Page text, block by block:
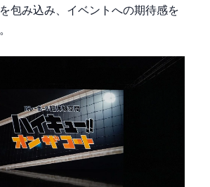
包み込み、イベントへの期待感を